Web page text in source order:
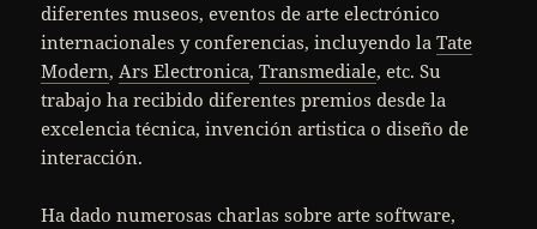
diferentes museos, eventos de arte electrónico
internacionales y conferencias, incluyendo laTate
Modern,Ars Electronica,Transmediale, etc. Su
trabajo ha recibido diferentes premios desde la
excelencia técnica, invención artistica o diseño de
interacción.
Ha dado numerosas charlas sobre arte software,